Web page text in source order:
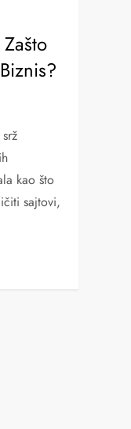
kao što
sajtovi,